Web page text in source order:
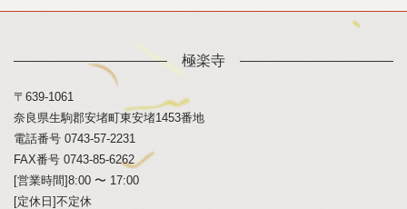
ー
ジ
送
り
極楽寺
〒639-1061
奈良県生駒郡安堵町東安堵1453番地
電話番号 0743-57-2231
FAX番号 0743-85-6262
[営業時間]8:00 〜 17:00
[定休日]不定休